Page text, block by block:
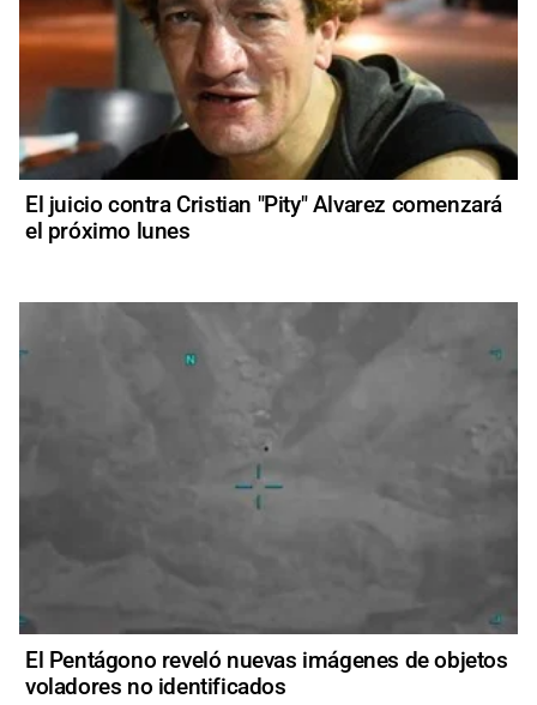
El juicio contra Cristian "Pity" Alvarez comenzará
el próximo lunes
El Pentágono reveló nuevas imágenes de objetos
voladores no identificados